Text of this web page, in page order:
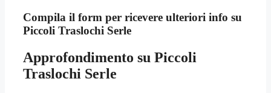
Compila il form per ricevere ulteriori info su
Piccoli Traslochi Serle
Approfondimento su Piccoli
Traslochi Serle